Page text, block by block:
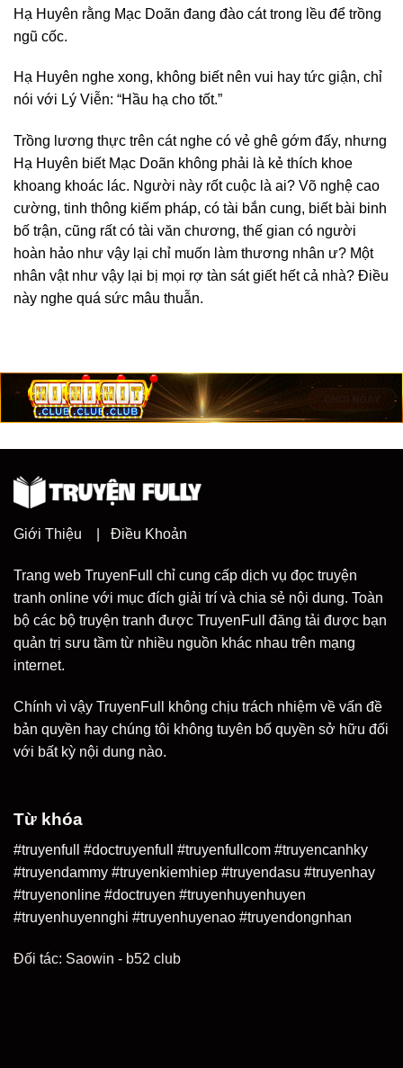
Hạ Huyên rằng Mạc Doãn đang đào cát trong lều để trồng
ngũ cốc.
Hạ Huyên nghe xong, không biết nên vui hay tức giận, chỉ
nói với Lý Viễn: “Hầu hạ cho tốt.”
Trồng lương thực trên cát nghe có vẻ ghê gớm đấy, nhưng
Hạ Huyên biết Mạc Doãn không phải là kẻ thích khoe
khoang khoác lác. Người này rốt cuộc là ai? Võ nghệ cao
cường, tinh thông kiếm pháp, có tài bắn cung, biết bài binh
bố trận, cũng rất có tài văn chương, thế gian có người
hoàn hảo như vậy lại chỉ muốn làm thương nhân ư? Một
nhân vật như vậy lại bị mọi rợ tàn sát giết hết cả nhà? Điều
này nghe quá sức mâu thuẫn.
Giới Thiệu Điều Khoản
Trang web TruyenFull chỉ cung cấp dịch vụ đọc truyện
tranh online với mục đích giải trí và chia sẻ nội dung. Toàn
bộ các bộ truyện tranh được TruyenFull đăng tải được bạn
quản trị sưu tầm từ nhiều nguồn khác nhau trên mạng
internet.
Chính vì vậy TruyenFull không chịu trách nhiệm về vấn đề
bản quyền hay chúng tôi không tuyên bố quyền sở hữu đối
với bất kỳ nội dung nào.
Từ khóa
#truyenfull #doctruyenfull #truyenfullcom #truyencanhky
#truyendammy #truyenkiemhiep #truyendasu #truyenhay
#truyenonline #doctruyen #truyenhuyenhuyen
#truyenhuyennghi #truyenhuyenao #truyendongnhan
Đối tác: Saowin - b52 club